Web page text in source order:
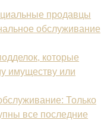
продавцы
обслуживание
которые
имуществу или
: Только
все последние